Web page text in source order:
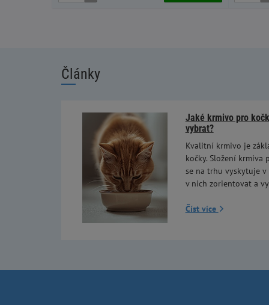
Články
Jaké krmivo pro
vybrat?
Kvalitní krmivo je
kočky. Složení krmiva
se na trhu vyskytuje v
v nich zorientovat a
Číst více